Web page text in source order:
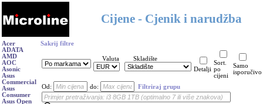
Cijene - Cjenik i narudžba
Acer
ADATA
AMD
AOC
Asonic
Asus
Commercial
Asus
Consumer
Asus Open
Sakrij filtre
Valuta
Skladište
Detalji
Sort.
po
cijeni
Samo
isporučivo
Od: do: Filtriraj grupu